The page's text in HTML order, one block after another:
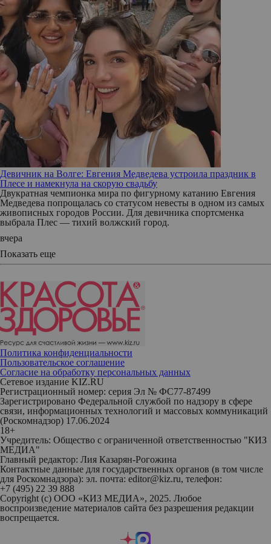
Девичник на Волге: Евгения Медведева устроила праздник в
Плесе и намекнула на скорую свадьбу
Двукратная чемпионка мира по фигурному катанию Евгения
Медведева попрощалась со статусом невесты в одном из самых
живописных городов России. Для девичника спортсменка
выбрала Плес — тихий волжский город.
вчера
Показать еще
Политика конфиденциальности
Пользовательское соглашение
Согласие на обработку персональных данных
Сетевое издание KIZ.RU
Регистрационный номер: серия Эл № ФС77-87499
Зарегистрировано Федеральной службой по надзору в сфере
связи, информационных технологий и массовых коммуникаций
(Роскомнадзор) 17.06.2024
18+
Учредитель: Общество с ограниченной ответственностью "КИЗ
МЕДИА"
Главный редактор: Лия Казарян-Рогожина
Контактные данные для государственных органов (в том числе
для Роскомнадзора): эл. почта: editor@kiz.ru, телефон:
+7 (495) 22 39 888
Copyright (с) ООО «КИЗ МЕДИА», 2025. Любое
воспроизведение материалов сайта без разрешения редакции
воспрещается.